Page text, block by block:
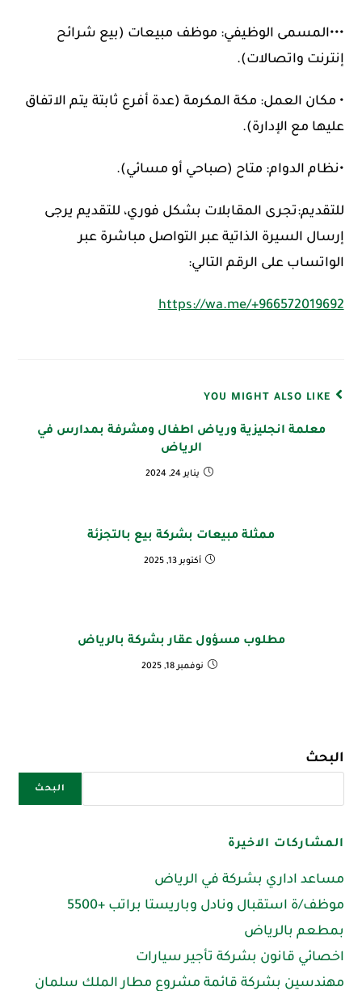
•••المسمى الوظيفي: موظف مبيعات (بيع شرائح
إنترنت واتصالات).
• مكان العمل: مكة المكرمة (عدة أفرع ثابتة يتم الاتفاق
عليها مع الإدارة).
•نظام الدوام: متاح (صباحي أو مسائي).​
للتقديم:​تجرى المقابلات بشكل فوري، للتقديم يرجى
إرسال السيرة الذاتية عبر التواصل مباشرة عبر
الواتساب على الرقم التالي:
https://wa.me/+966572019692
YOU MIGHT ALSO LIKE
معلمة انجليزية ورياض اطفال ومشرفة بمدارس في
الرياض
يناير 24, 2024
ممثلة مبيعات بشركة بيع بالتجزئة
أكتوبر 13, 2025
مطلوب مسؤول عقار بشركة بالرياض
نوفمبر 18, 2025
البحث
البحث
المشاركات الاخيرة
مساعد اداري بشركة في الرياض
موظف/ة استقبال ونادل وباريستا براتب +5500
بمطعم بالرياض
اخصائي قانون بشركة تأجير سيارات
مهندسين بشركة قائمة مشروع مطار الملك سلمان